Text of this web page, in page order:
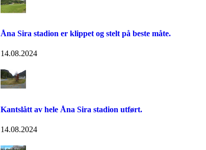
Åna Sira stadion er klippet og stelt på beste måte.
14.08.2024
Kantslått av hele Åna Sira stadion utført.
14.08.2024